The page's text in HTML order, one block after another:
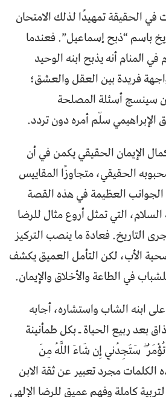
في الحقيقة تمهيدًا لذلك الامتحان
باسم “ذبح إسماعيل”. فعندما
المنام أنه يذبح ابنه الوحيد
فريدة بين العقل والعشق؛
سينسج أسئلة المصلحة
سلّم أمره دون تردد.
الإيمان الحقيقي يكمن في أن
الحقيقي، متجاوزًا المقاييس
الجوانب العظيمة في هذه القصة
التي تمثل أروع مثال للرضا
التاريخ. فعادة ما ينصب التركيز
الأب، لكن التأمل العميق يكشف
في الطاعة والأخلاق والإيمان.
ابنه الشاب واستشاره، أجابه
بعد ربيع الحياة ـ بكل طمأنينة
سَتَجِدُنِي إِن شَاءَ اللَّهُ مِنَ
الكلمات مجرد تعبير عن ثقة الابن
كاملة وفهم عميق للرضا الإلهي